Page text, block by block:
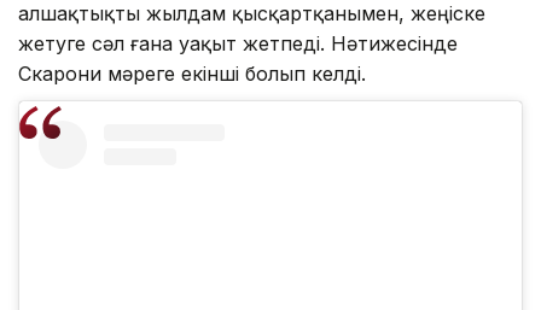
алшақтықты жылдам қысқартқанымен, жеңіске
жетуге сәл ғана уақыт жетпеді. Нәтижесінде
Скарони мәреге екінші болып келді.